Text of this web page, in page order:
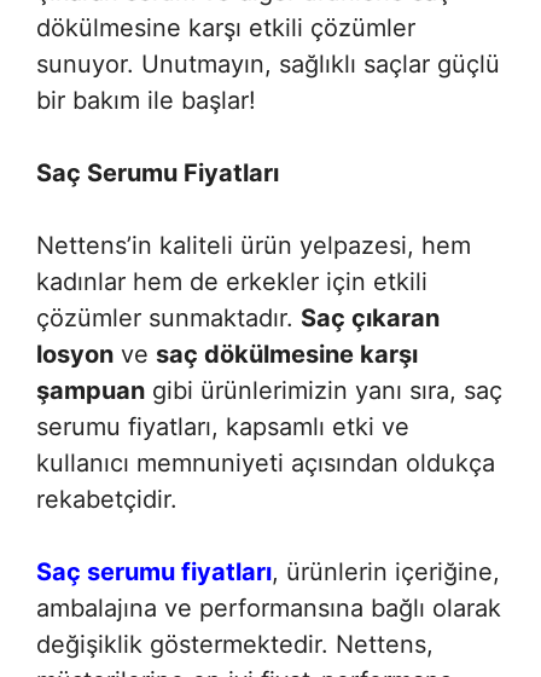
dökülmesine karşı etkili çözümler
sunuyor. Unutmayın, sağlıklı saçlar güçlü
bir bakım ile başlar!
Saç Serumu Fiyatları
Nettens’in kaliteli ürün yelpazesi, hem
kadınlar hem de erkekler için etkili
çözümler sunmaktadır. Saç çıkaran
losyon ve saç dökülmesine karşı
şampuan gibi ürünlerimizin yanı sıra, saç
serumu fiyatları, kapsamlı etki ve
kullanıcı memnuniyeti açısından oldukça
rekabetçidir.
Saç serumu fiyatları, ürünlerin içeriğine,
ambalajına ve performansına bağlı olarak
değişiklik göstermektedir. Nettens,